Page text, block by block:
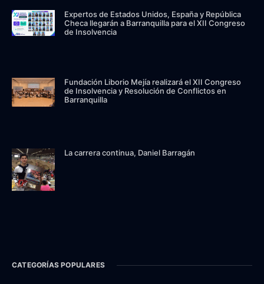
Expertos de Estados Unidos, España y República
Checa llegarán a Barranquilla para el XII Congreso
de Insolvencia
Fundación Liborio Mejía realizará el XII Congreso
de Insolvencia y Resolución de Conflictos en
Barranquilla
La carrera continua, Daniel Barragán
CATEGORÍAS POPULARES